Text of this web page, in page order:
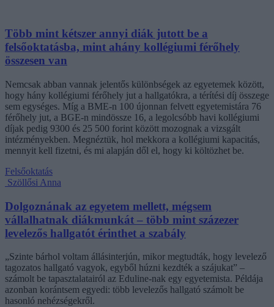
Több mint kétszer annyi diák jutott be a
felsőoktatásba, mint ahány kollégiumi férőhely
összesen van
Nemcsak abban vannak jelentős különbségek az egyetemek között,
hogy hány kollégiumi férőhely jut a hallgatókra, a térítési díj összege
sem egységes. Míg a BME-n 100 újonnan felvett egyetemistára 76
férőhely jut, a BGE-n mindössze 16, a legolcsóbb havi kollégiumi
díjak pedig 9300 és 25 500 forint között mozognak a vizsgált
intézményekben. Megnéztük, hol mekkora a kollégiumi kapacitás,
mennyit kell fizetni, és mi alapján dől el, hogy ki költözhet be.
Felsőoktatás
Szöllősi Anna
Dolgoznának az egyetem mellett, mégsem
vállalhatnak diákmunkát – több mint százezer
levelezős hallgatót érinthet a szabály
„Szinte bárhol voltam állásinterjún, mikor megtudták, hogy levelező
tagozatos hallgató vagyok, egyből húzni kezdték a szájukat” –
számolt be tapasztalatairól az Eduline-nak egy egyetemista. Példája
azonban korántsem egyedi: több levelezős hallgató számolt be
hasonló nehézségekről.